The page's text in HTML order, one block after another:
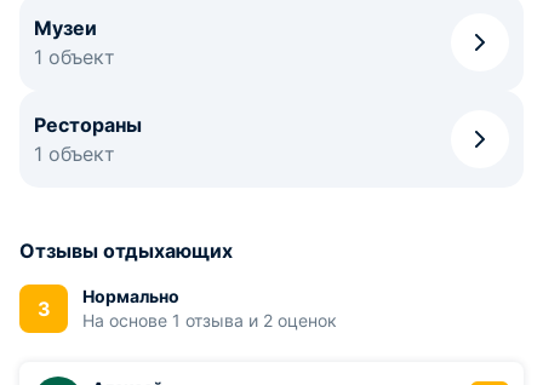
Музеи
1 объект
Рестораны
1 объект
Отзывы отдыхающих
3
Нормально
На основе 1 отзыва и 2 оценок